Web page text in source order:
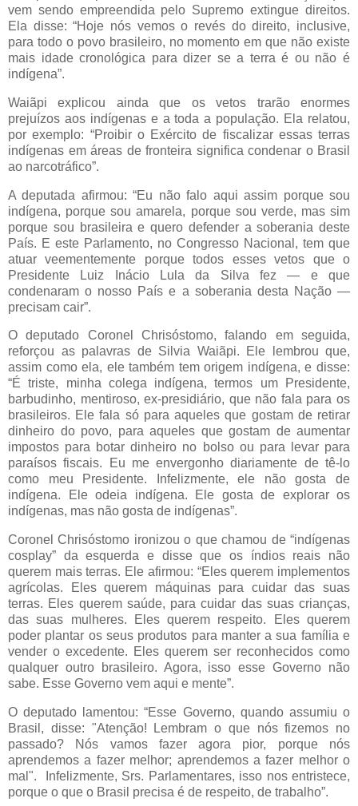
vem sendo empreendida pelo Supremo extingue direitos.
Ela disse: “Hoje nós vemos o revés do direito, inclusive,
para todo o povo brasileiro, no momento em que não existe
mais idade cronológica para dizer se a terra é ou não é
indígena”.
Waiãpi explicou ainda que os vetos trarão enormes
prejuízos aos indígenas e a toda a população. Ela relatou,
por exemplo: “Proibir o Exército de fiscalizar essas terras
indígenas em áreas de fronteira significa condenar o Brasil
ao narcotráfico”.
A deputada afirmou: “Eu não falo aqui assim porque sou
indígena, porque sou amarela, porque sou verde, mas sim
porque sou brasileira e quero defender a soberania deste
País. E este Parlamento, no Congresso Nacional, tem que
atuar veementemente porque todos esses vetos que o
Presidente Luiz Inácio Lula da Silva fez — e que
condenaram o nosso País e a soberania desta Nação —
precisam cair”.
O deputado Coronel Chrisóstomo, falando em seguida,
reforçou as palavras de Silvia Waiãpi. Ele lembrou que,
assim como ela, ele também tem origem indígena, e disse:
“É triste, minha colega indígena, termos um Presidente,
barbudinho, mentiroso, ex-presidiário, que não fala para os
brasileiros. Ele fala só para aqueles que gostam de retirar
dinheiro do povo, para aqueles que gostam de aumentar
impostos para botar dinheiro no bolso ou para levar para
paraísos fiscais. Eu me envergonho diariamente de tê-lo
como meu Presidente. Infelizmente, ele não gosta de
indígena. Ele odeia indígena. Ele gosta de explorar os
indígenas, mas não gosta de indígenas”.
Coronel Chrisóstomo ironizou o que chamou de “indígenas
cosplay” da esquerda e disse que os índios reais não
querem mais terras. Ele afirmou: “Eles querem implementos
agrícolas. Eles querem máquinas para cuidar das suas
terras. Eles querem saúde, para cuidar das suas crianças,
das suas mulheres. Eles querem respeito. Eles querem
poder plantar os seus produtos para manter a sua família e
vender o excedente. Eles querem ser reconhecidos como
qualquer outro brasileiro. Agora, isso esse Governo não
sabe. Esse Governo vem aqui e mente”.
O deputado lamentou: “Esse Governo, quando assumiu o
Brasil, disse: "Atenção! Lembram o que nós fizemos no
passado? Nós vamos fazer agora pior, porque nós
aprendemos a fazer melhor; aprendemos a fazer melhor o
mal". Infelizmente, Srs. Parlamentares, isso nos entristece,
porque o que o Brasil precisa é de respeito, de trabalho”.